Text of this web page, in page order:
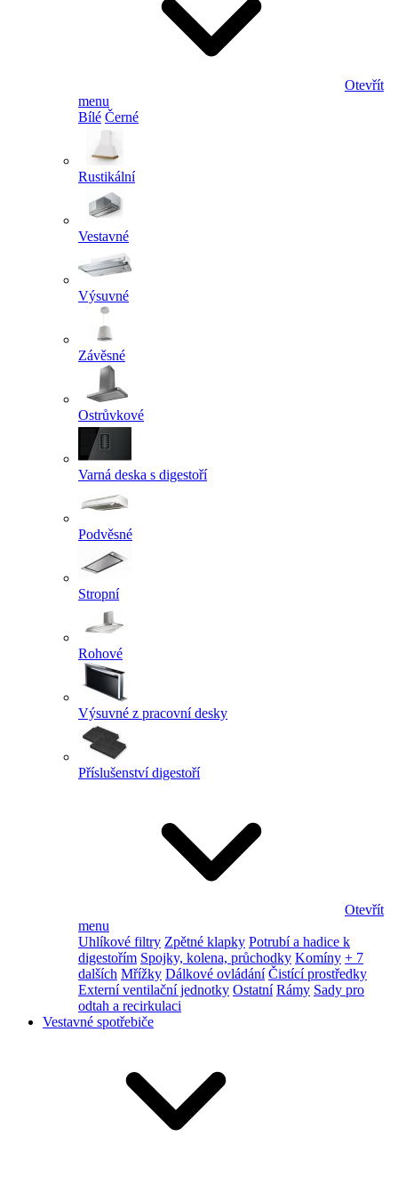
Otevřít
menu
Bílé Černé
Rustikální
Vestavné
Výsuvné
Závěsné
Ostrůvkové
Varná deska s digestoří
Podvěsné
Stropní
Rohové
Výsuvné z pracovní desky
Příslušenství digestoří
Otevřít
menu
Uhlíkové filtry Zpětné klapky Potrubí a hadice k
digestořím Spojky, kolena, průchodky Komíny + 7
dalších Mřížky Dálkové ovládání Čistící prostředky
Externí ventilační jednotky Ostatní Rámy Sady pro
odtah a recirkulaci
Vestavné spotřebiče